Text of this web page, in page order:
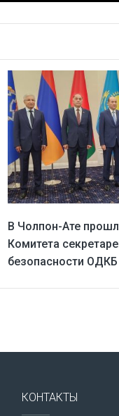
В Чолпон-Ате
Комитета
безопасности ОДКБ
КОНТАКТЫ